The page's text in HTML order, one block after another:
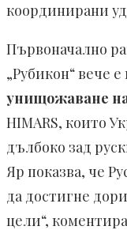
координирани
Първоначално
„Рубикон“ вече
унищожаване
HIMARS, които
дълбоко зад
Яр показва, че
да достигне
цели“,